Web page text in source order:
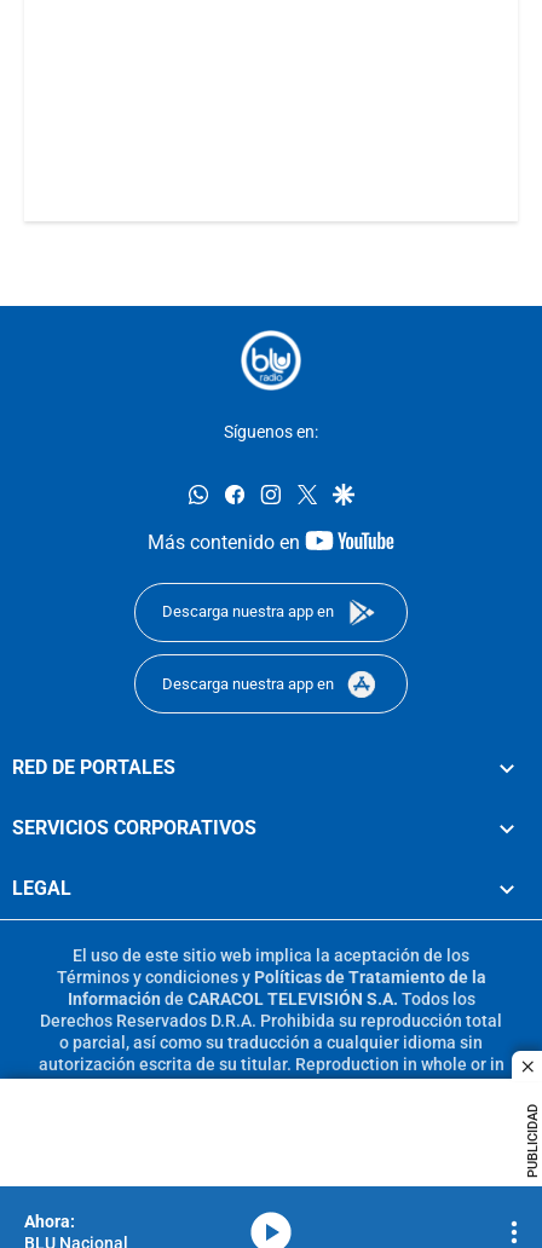
PUBLICIDAD
Síguenos en:
whatsappfacebookinstagram
twittergoogle
Más contenido en
youtube-
Descarga nuestra app en
Descarga nuestra app en
RED DE PORTALES
SERVICIOS CORPORATIVOS
LEGAL
El uso de este sitio web implica la aceptación de los
Términos y condicionesy Políticas de Tratamiento de la
Información de CARACOL TELEVISIÓN S.A. Todos los
Derechos Reservados D.R.A. Prohibida su reproducción total
o parcial, así como su traducción a cualquier idioma sin
autorización escrita de su titular. Reproduction in whole or in
BLU Nacional